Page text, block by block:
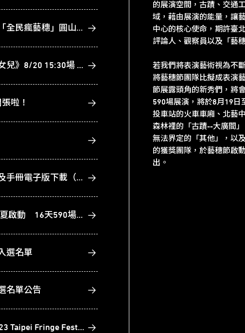
【中獎公告】2023臺北藝穗節「全民瘋藝穗」圓山飯店住宿券
【2023臺北藝穗節】《我的假女兒》8/20 15:30場 演出取消公告
啦！
2023臺北藝穗節演出資訊更正及手冊電子版下載（持續更新）
2023臺北藝穗節 後浪警報今夏啟動 16天590場演出 看演出不用挑日子！
選名單
名單公告
2023臺北藝穗節簡章公告｜2023 Taipei Fringe Festival Rules and Regulations
的展演空間，古蹟、交通
域，藉由展演的能量，讓
中心的核心使命，期許臺
評論人、觀察員以及「藝
若我們將表演藝術視為不
將藝穗節團隊比擬成表演
節展露頭角的新秀們，將
590場展演，將於8月19日
投車站的火車車廂、北藝
森林裡的「古蹟--大廣間
無法界定的「其他」，以
的獲獎團隊，於藝穗節啟
出。